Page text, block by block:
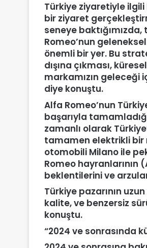
Türkiye ziyaretiyle ilgili
bir ziyaret
seneye
Romeo’nun
önemli bir yer. Bu
dışına çıkması,
markamızın geleceği
diye konuştu.
Alfa Romeo’nun
başarıyla
zamanlı olarak
tamamen elektrikli bir
otomobili Milano ile
Romeo hayranlarının
beklentilerini ve
Türkiye pazarının
kalite, ve benzersiz
konuştu.
“2024 ve sonrasında